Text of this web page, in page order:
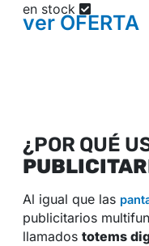
en stock
verOFERTA
¿POR QUÉ
Al igual que las
publicitarios
llamados totems